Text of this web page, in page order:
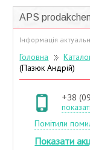
APS
Інформація
Головна
(Пазюк Андрій)
+38
Помітили
Показати